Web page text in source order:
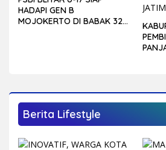
HADAPI GEN B
MOJOKERTO DI BABAK 32
Berita Lifestyle